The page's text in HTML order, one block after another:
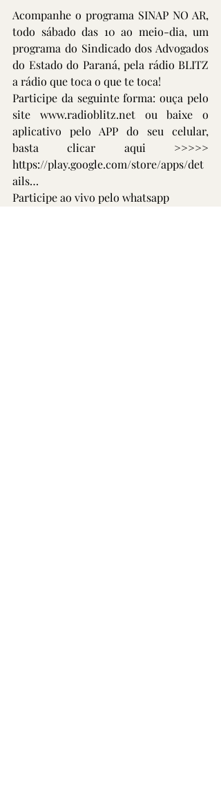
Acompanhe o programa SINAP NO AR,
todo sábado das 10 ao meio-dia, um
programa do Sindicado dos Advogados
do Estado do Paraná, pela rádio BLITZ
a rádio que toca o que te toca!
Participe da seguinte forma: ouça pelo
site www.radioblitz.net ou baixe o
aplicativo pelo APP do seu celular,
https://play.google.com/store/apps/det
ails…
Participe ao vivo pelo whatsapp